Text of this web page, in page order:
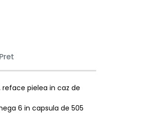
Pret
pielea in caz de
6 in capsula de 505